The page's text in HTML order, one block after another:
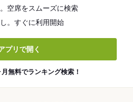
空席をスムーズに検索
。すぐに利用開始
プリで開く
無料でランキング検索！